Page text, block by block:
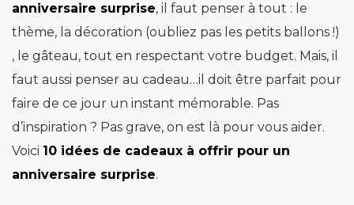
anniversaire surprise, il faut penser à tout : le
thème, la décoration (oubliez pas les petits ballons !)
, le gâteau, tout en respectant votre budget. Mais, il
faut aussi penser au cadeau…il doit être parfait pour
faire de ce jour un instant mémorable. Pas
d’inspiration ? Pas grave, on est là pour vous aider.
Voici 10 idées de cadeaux à offrir pour un
anniversaire surprise.